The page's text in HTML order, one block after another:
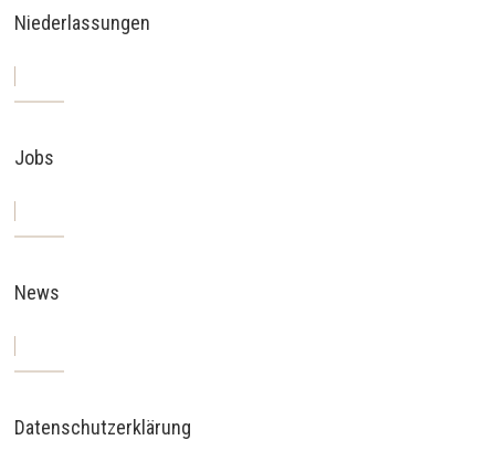
Niederlassungen
Jobs
News
Datenschutzerklärung